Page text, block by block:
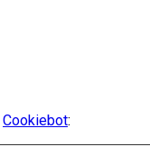
Cookiebot: